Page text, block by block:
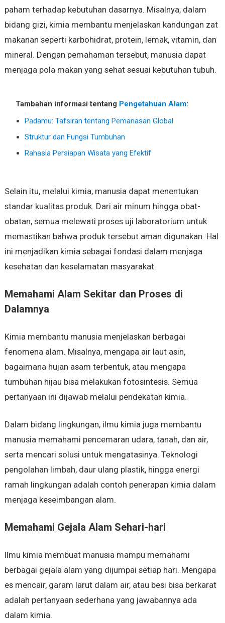
paham terhadap kebutuhan dasarnya. Misalnya, dalam
bidang gizi, kimia membantu menjelaskan kandungan zat
makanan seperti karbohidrat, protein, lemak, vitamin, dan
mineral. Dengan pemahaman tersebut, manusia dapat
menjaga pola makan yang sehat sesuai kebutuhan tubuh.
Tambahan informasi tentang Pengetahuan Alam:
Padamu: Tafsiran tentang Pemanasan Global
Struktur dan Fungsi Tumbuhan
Rahasia Persiapan Wisata yang Efektif
Selain itu, melalui kimia, manusia dapat menentukan
standar kualitas produk. Dari air minum hingga obat-
obatan, semua melewati proses uji laboratorium untuk
memastikan bahwa produk tersebut aman digunakan. Hal
ini menjadikan kimia sebagai fondasi dalam menjaga
kesehatan dan keselamatan masyarakat.
Memahami Alam Sekitar dan Proses di
Dalamnya
Kimia membantu manusia menjelaskan berbagai
fenomena alam. Misalnya, mengapa air laut asin,
bagaimana hujan asam terbentuk, atau mengapa
tumbuhan hijau bisa melakukan fotosintesis. Semua
pertanyaan ini dijawab melalui pendekatan kimia.
Dalam bidang lingkungan, ilmu kimia juga membantu
manusia memahami pencemaran udara, tanah, dan air,
serta mencari solusi untuk mengatasinya. Teknologi
pengolahan limbah, daur ulang plastik, hingga energi
ramah lingkungan adalah contoh penerapan kimia dalam
menjaga keseimbangan alam.
Memahami Gejala Alam Sehari-hari
Ilmu kimia membuat manusia mampu memahami
berbagai gejala alam yang dijumpai setiap hari. Mengapa
es mencair, garam larut dalam air, atau besi bisa berkarat
adalah pertanyaan sederhana yang jawabannya ada
dalam kimia.